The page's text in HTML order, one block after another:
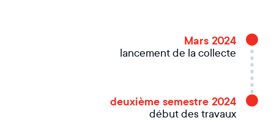
Mars 2024
lancement de la collecte
deuxième semestre 2024
début des travaux